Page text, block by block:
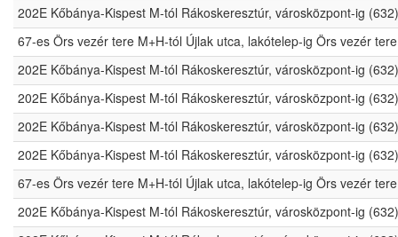
202E Kőbánya-Kispest M-tól Rákoskeresztúr, városközpont-ig (632)
67-es Örs vezér tere M+H-tól Újlak utca, lakótelep-ig Örs vezér
202E Kőbánya-Kispest M-tól Rákoskeresztúr, városközpont-ig (632)
202E Kőbánya-Kispest M-tól Rákoskeresztúr, városközpont-ig (632)
202E Kőbánya-Kispest M-tól Rákoskeresztúr, városközpont-ig (632)
202E Kőbánya-Kispest M-tól Rákoskeresztúr, városközpont-ig (632)
67-es Örs vezér tere M+H-tól Újlak utca, lakótelep-ig Örs vezér
202E Kőbánya-Kispest M-tól Rákoskeresztúr, városközpont-ig (632)